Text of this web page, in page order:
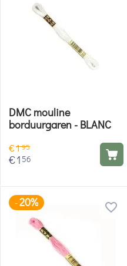
DMC mouline
borduurgaren - BLANC
€195
€1 56
-20%